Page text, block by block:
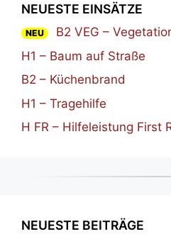
NEUESTE EINSÄTZE
NEU
B2 VEG –
H1 – Baum auf Straße
B2 – Küchenbrand
H1 – Tragehilfe
H FR – Hilfeleistung First
NEUESTE BEITRÄGE